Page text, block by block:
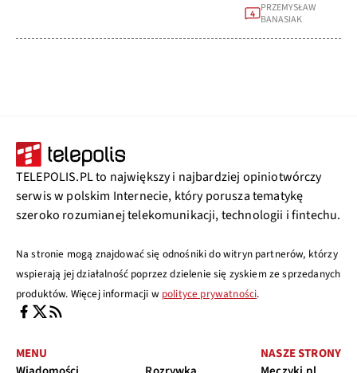
4 PRZEMYSŁAW
BANASIAK
TELEPOLIS.PL to największy i najbardziej opiniotwórczy
serwis w polskim Internecie, który porusza tematykę
szeroko rozumianej telekomunikacji, technologii i fintechu.
Na stronie mogą znajdować się odnośniki do witryn partnerów, którzy
wspierają jej działalność poprzez dzielenie się zyskiem ze sprzedanych
produktów. Więcej informacji w polityce prywatności.
MENU
NASZE STRONY